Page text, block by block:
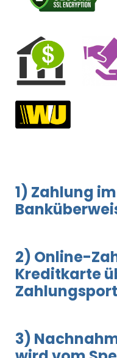
1) Zahlung
2) Online-
Kreditkarte
3)